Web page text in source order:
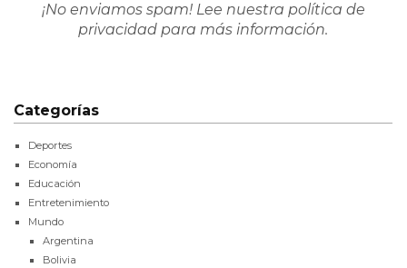
¡No enviamos spam! Lee nuestra política de
privacidad para más información.
Categorías
Deportes
Economía
Educación
Entretenimiento
Mundo
Argentina
Bolivia